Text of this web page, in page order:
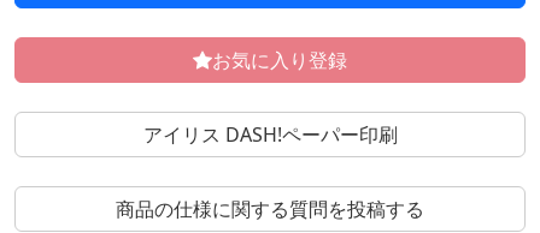
お気に入り登録
アイリス DASH!ペーパー印刷
商品の仕様に関する質問を投稿する